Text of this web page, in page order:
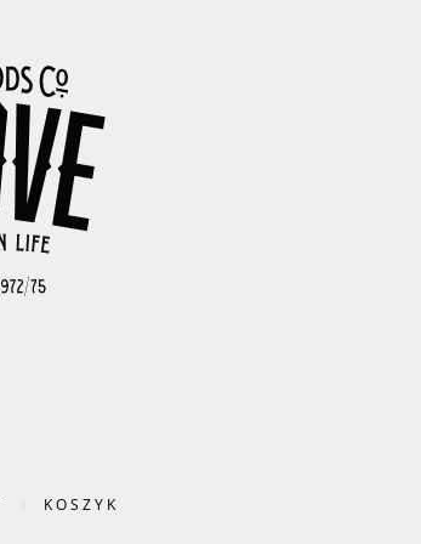
KOSZYK